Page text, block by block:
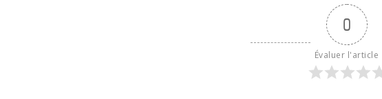
0
Évaluer l'article